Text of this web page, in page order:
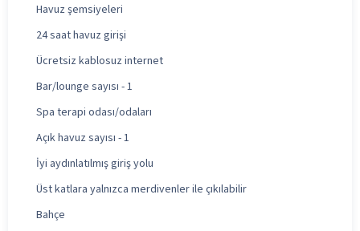
Havuz şemsiyeleri
24 saat havuz girişi
Ücretsiz kablosuz internet
Bar/lounge sayısı - 1
Spa terapi odası/odaları
Açık havuz sayısı - 1
İyi aydınlatılmış giriş yolu
Üst katlara yalnızca merdivenler ile çıkılabilir
Bahçe